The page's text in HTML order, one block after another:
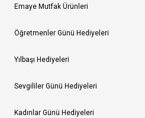
Emaye Mutfak Ürünleri
Öğretmenler Günü Hediyeleri
Yılbaşı Hediyeleri
Sevgililer Günü Hediyeleri
Kadınlar Günü Hediyeleri